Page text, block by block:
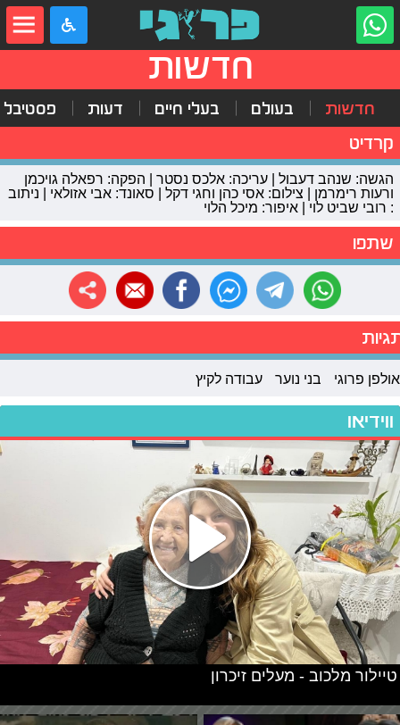
חדשות
חדשות בעולם בעלי חיים דעות פסטיבל
קרדיט
הגשה: שנהב דעבול | עריכה: אלכס נסטר | הפקה: רפאלה גויכמן
ורעות רימרמן | צילום: אסי כהן וחגי דקל | סאונד: אבי אזולאי | ניתוב
: רובי שביט לוי | איפור: מיכל הלוי
שתפו
אולפן פרוגי בני נוער עבודה לקיץ
ווידיאו
טיילור מלכוב - מעלים זיכרון